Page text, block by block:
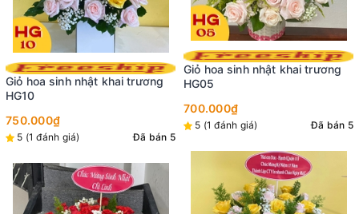
Giỏ hoa sinh nhật khai trương
HG05
5 (1 đánh giá)